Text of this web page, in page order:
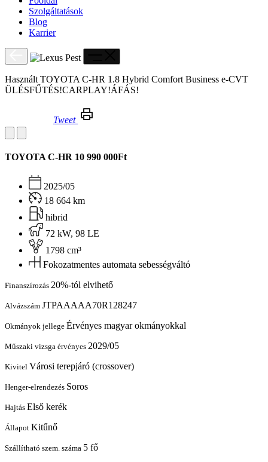
Szolgáltatások
Blog
Karrier
Használt TOYOTA C-HR 1.8 Hybrid Comfort Business e-CVT
ÜLÉSFŰTÉS!CARPLAY!ÁFÁS!
Tweet
TOYOTA C-HR 10 990 000Ft
2025/05
18 664 km
hibrid
72 kW, 98 LE
1798 cm³
Fokozatmentes automata sebességváltó
Finanszírozás 20%-tól elvihető
Alvázszám JTPAAAAA70R128247
Okmányok jellege Érvényes magyar okmányokkal
Műszaki vizsga érvényes 2029/05
Kivitel Városi terepjáró (crossover)
Henger-elrendezés Soros
Hajtás Első kerék
Állapot Kitűnő
Szállítható szem. száma 5 fő